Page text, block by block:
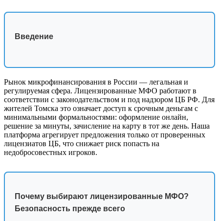
Введение
Рынок микрофинансирования в России — легальная и
регулируемая сфера. Лицензированные МФО работают в
соответствии с законодательством и под надзором ЦБ РФ. Для
жителей Томска это означает доступ к срочным деньгам с
минимальными формальностями: оформление онлайн,
решение за минуты, зачисление на карту в тот же день. Наша
платформа агрегирует предложения только от проверенных
лицензиатов ЦБ, что снижает риск попасть на
недобросовестных игроков.
Почему выбирают лицензированные МФО?
Безопасность прежде всего